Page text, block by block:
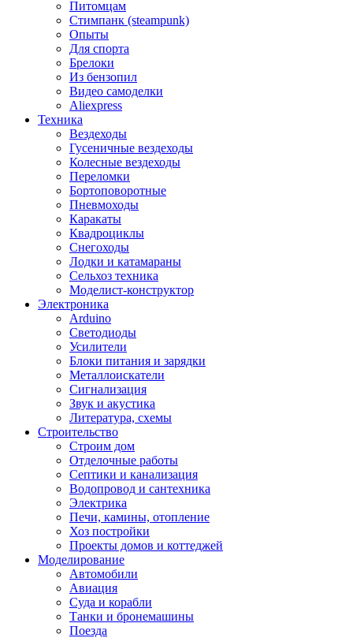
Питомцам
Стимпанк (steampunk)
Опыты
Для спорта
Брелоки
Из бензопил
Видео самоделки
Aliexpress
Техника
Вездеходы
Гусеничные вездеходы
Колесные вездеходы
Переломки
Бортоповоротные
Пневмоходы
Каракаты
Квадроциклы
Снегоходы
Лодки и катамараны
Сельхоз техника
Моделист-конструктор
Электроника
Arduino
Светодиоды
Усилители
Блоки питания и зарядки
Металлоискатели
Сигнализация
Звук и акустика
Литература, схемы
Строительство
Строим дом
Отделочные работы
Септики и канализация
Водопровод и сантехника
Электрика
Печи, камины, отопление
Хоз постройки
Проекты домов и коттеджей
Моделирование
Автомобили
Авиация
Суда и корабли
Танки и бронемашины
Поезда